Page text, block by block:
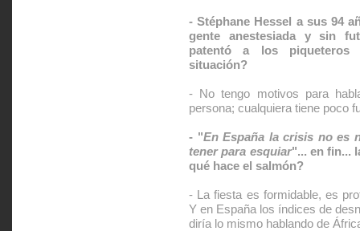
- Stéphane Hessel a sus 94
gente anestesiada y sin
patentó a los piqueteros
situación?
- No tengo motivos para
persona; cualquiera tiene poco
- "En España la crisis no es
tener para esquiar"... en fin...
qué hace el salmón?
- La fiesta es formidable, es
Y en España los índices de
diría lo mismo hablando de